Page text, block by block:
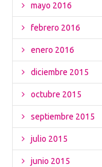
mayo 2016
febrero 2016
enero 2016
diciembre 2015
octubre 2015
septiembre 2015
julio 2015
junio 2015